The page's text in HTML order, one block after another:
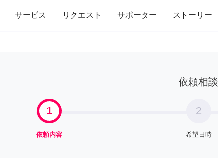
サービス リクエスト サポーター ストーリー
家事 引っ越し インテリア 趣味・習い事
依頼相談
1
依頼内容
2
希望日時